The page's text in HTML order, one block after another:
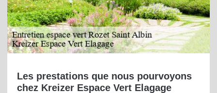
Les prestations que nous pourvoyons
chez Kreizer Espace Vert Elagage